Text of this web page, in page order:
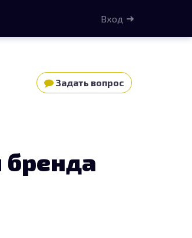
Задать вопрос
бренда
Вход